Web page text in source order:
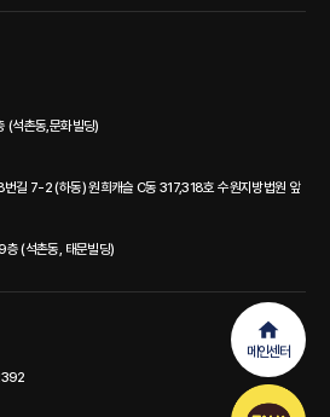
(석촌동,문화빌딩)
길 7-2 (하동) 원희캐슬 C동 317,318호 수원지방법원 앞
(석촌동, 태문빌딩)
메인센터